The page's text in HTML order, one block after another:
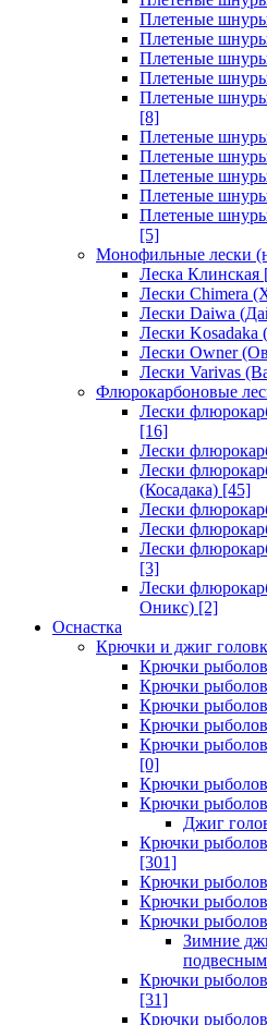
Плетеные шнуры
Плетеные
Плетеные
Плетеные
Плетеные
[8]
Плетеные
Плетеные
Плетеные
Плетеные
Плетеные
[5]
Монофильные лески
Леска Клинская
Лески Chimera
Лески Daiwa
Лески Kosadaka
Лески Owner
Лески Varivas
Флюрокарбоновые
Лески
[16]
Лески
Лески
(Косадака) [45]
Лески
Лески
Лески
[3]
Лески
Оникс) [2]
Оснастка
Крючки и джиг
Крючки
Крючки
Крючки
Крючки
Крючки
[0]
Крючки
Крючки
Джиг
Крючки
[301]
Крючки
Крючки
Крючки
Зимние
Крючки
[31]
Крючки